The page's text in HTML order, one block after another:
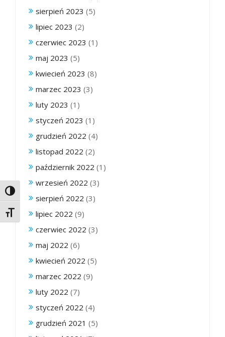
Toggle High Contrast
Toggle Font size
sierpień 2023 (5)
lipiec 2023 (2)
czerwiec 2023 (1)
maj 2023 (5)
kwiecień 2023 (8)
marzec 2023 (3)
luty 2023 (1)
styczeń 2023 (1)
grudzień 2022 (4)
listopad 2022 (2)
październik 2022 (1)
wrzesień 2022 (3)
sierpień 2022 (3)
lipiec 2022 (9)
czerwiec 2022 (3)
maj 2022 (6)
kwiecień 2022 (5)
marzec 2022 (9)
luty 2022 (7)
styczeń 2022 (4)
grudzień 2021 (5)